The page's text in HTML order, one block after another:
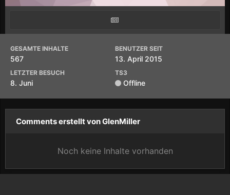
GESAMTE INHALTE
567
BENUTZER SEIT
13. April 2015
LETZTER BESUCH
8. Juni
TS3
Offline
Comments erstellt von GlenMiller
Noch keine Inhalte vorhanden